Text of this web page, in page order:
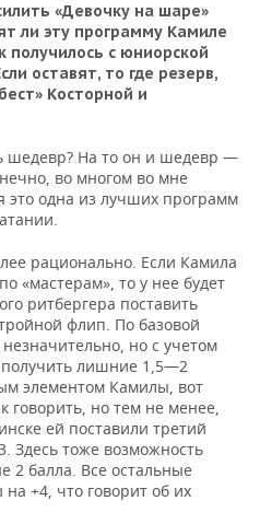
«Девочку на шаре»
ли эту программу Камиле
получилось с юниорской
оставят, то где резерв,
Косторной и
шедевр? На то он и шедевр —
во многом во мне
это одна из лучших программ
рационально. Если Камила
«мастерам», то у нее будет
ритбергера поставить
флип. По базовой
но с учетом
получить лишние 1,5—2
элементом Камилы, вот
говорить, но тем не менее,
ей поставили третий
Здесь тоже возможность
2 балла. Все остальные
+4, что говорит об их